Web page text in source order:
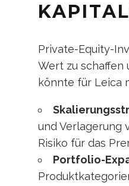
Private-Equity-
Wert zu schaffen
könnte für Leica
und Verlagerung
Risiko für das
Portfolio-